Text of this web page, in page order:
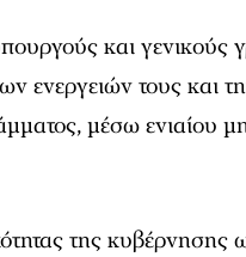
και γενικούς
ενεργειών τους και
µέσω ενιαίου
της κυβέρνησης